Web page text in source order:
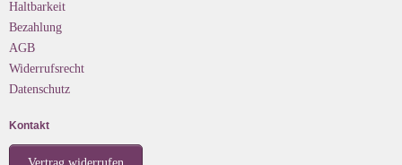
Haltbarkeit
Bezahlung
AGB
Widerrufsrecht
Datenschutz
Kontakt